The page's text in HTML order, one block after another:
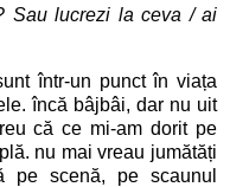
Sau lucrezi la ceva / ai
într-un punct în viața
încă bâjbâi, dar nu uit
că ce mi-am dorit pe
nu mai vreau jumătăți
pe scenă, pe scaunul